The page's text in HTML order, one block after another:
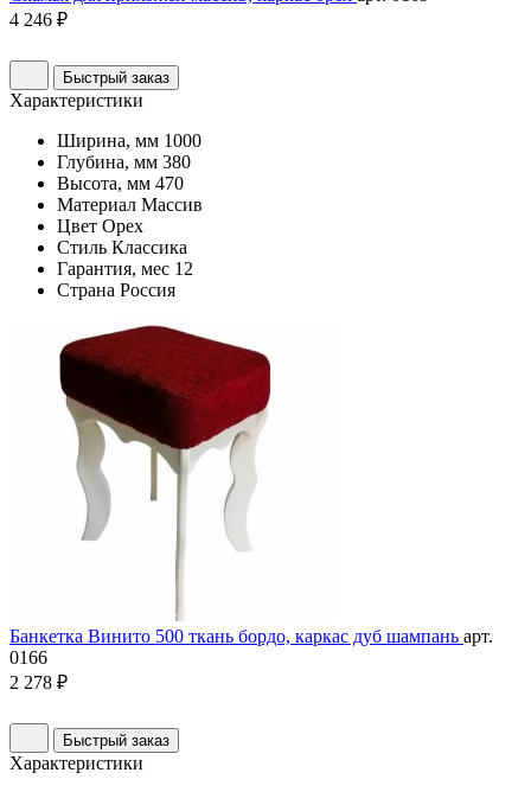
4 246 ₽
Быстрый заказ
Характеристики
Ширина, мм 1000
Глубина, мм 380
Высота, мм 470
Материал Массив
Цвет Орех
Стиль Классика
Гарантия, мес 12
Страна Россия
Банкетка Винито 500 ткань бордо, каркас дуб шампань арт.
0166
2 278 ₽
Быстрый заказ
Характеристики